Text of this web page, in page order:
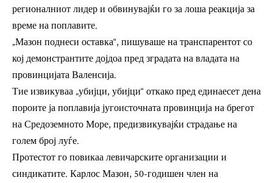
регионалниот лидер и обвинувајќи го за лоша реакција за
време на поплавите.
„Мазон поднеси оставка“, пишуваше на транспарентот со
кој демонстрантите дојдоа пред зградата на владата на
провинцијата Валенсија.
Тие извикуваа „убијци, убијци“ откако пред единаесет дена
пороите ја поплавија југоисточната провинција на брегот
на Средоземното Море, предизвикувајќи страдање на
голем број луѓе.
Протестот го повикаа левичарските организации и
синдикатите. Карлос Мазон, 50-годишен член на